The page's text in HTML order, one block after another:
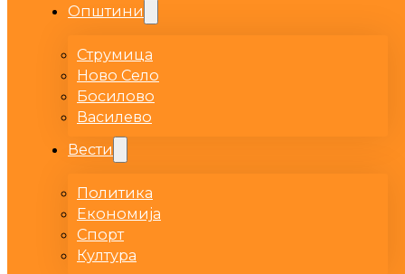
Општини
Струмица
Ново Село
Босилово
Василево
Вести
Политика
Економија
Спорт
Култура